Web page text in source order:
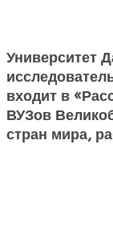
Университет
входит в
ВУЗов
стран мира,